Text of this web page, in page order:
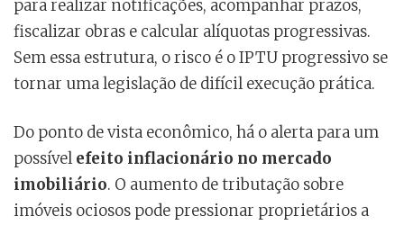
para realizar notificações, acompanhar prazos,
fiscalizar obras e calcular alíquotas progressivas.
Sem essa estrutura, o risco é o IPTU progressivo se
tornar uma legislação de difícil execução prática.
Do ponto de vista econômico, há o alerta para um
possívelefeito inflacionário no mercado
imobiliário. O aumento de tributação sobre
imóveis ociosos pode pressionar proprietários a